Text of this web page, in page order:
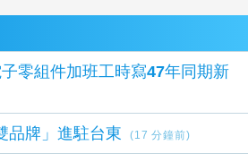
零組件加班工時寫47年同期新
品牌」進駐台東 (17 分鐘前)